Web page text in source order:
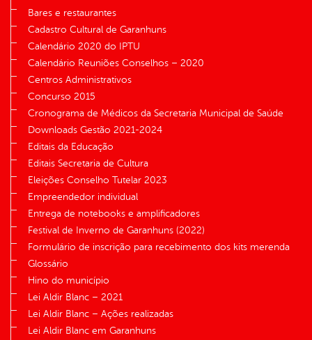
Bares e restaurantes
Cadastro Cultural de Garanhuns
Calendário 2020 do IPTU
Calendário Reuniões Conselhos – 2020
Centros Administrativos
Concurso 2015
Cronograma de Médicos da Secretaria Municipal de Saúde
Downloads Gestão 2021-2024
Editais da Educação
Editais Secretaria de Cultura
Eleições Conselho Tutelar 2023
Empreendedor individual
Entrega de notebooks e amplificadores
Festival de Inverno de Garanhuns (2022)
Formulário de inscrição para recebimento dos kits merenda
Glossário
Hino do município
Lei Aldir Blanc – 2021
Lei Aldir Blanc – Ações realizadas
Lei Aldir Blanc em Garanhuns